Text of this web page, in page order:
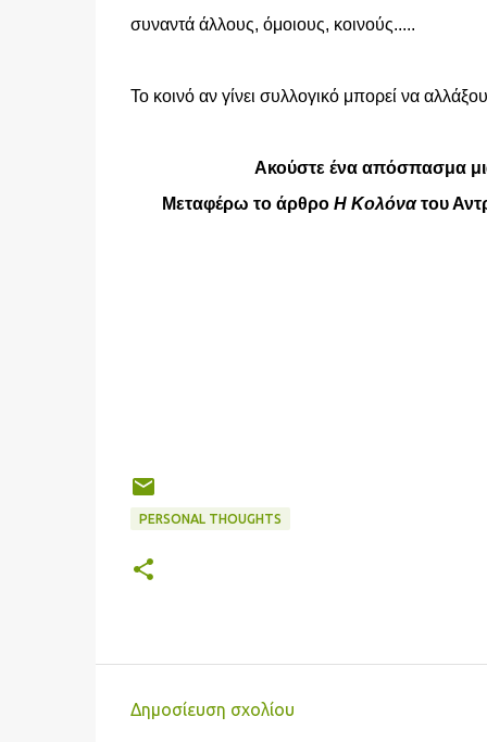
συναντά άλλους, όμοιους, κοινούς.....
Το κοινό αν γίνει συλλογικό μπορεί να
Ακούστε ένα απόσπασμα
Μεταφέρω το άρθρο Η Κολόνατου
PERSONAL THOUGHTS
Δημοσίευση σχολίου